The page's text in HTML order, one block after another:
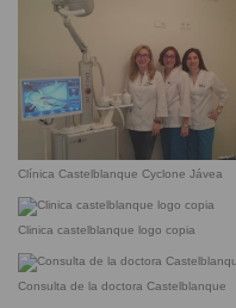
Clínica Castelblanque Cyclone Jávea
Clinica castelblanque logo copia
Consulta de la doctora Castelblanque